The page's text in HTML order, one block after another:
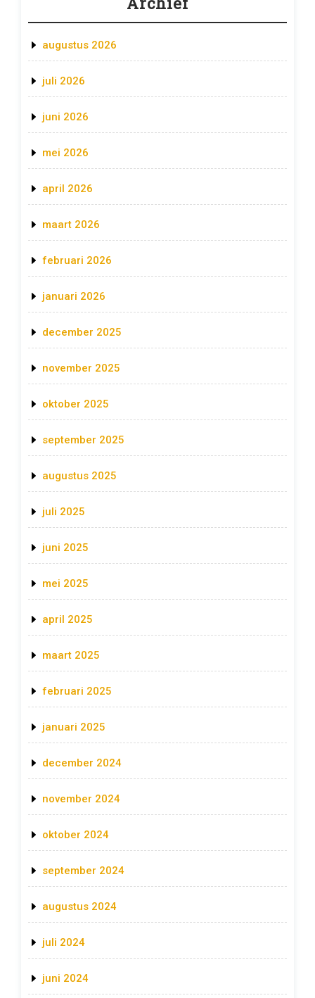
augustus 2026
juli 2026
juni 2026
mei 2026
april 2026
maart 2026
februari 2026
januari 2026
december 2025
november 2025
oktober 2025
september 2025
augustus 2025
juli 2025
juni 2025
mei 2025
april 2025
maart 2025
februari 2025
januari 2025
december 2024
november 2024
oktober 2024
september 2024
augustus 2024
juli 2024
juni 2024